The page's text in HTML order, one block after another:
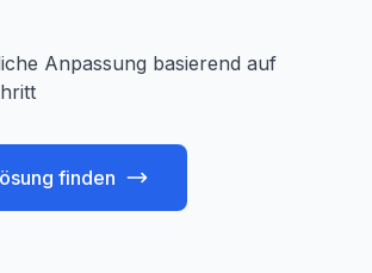
Anpassung basierend auf
finden